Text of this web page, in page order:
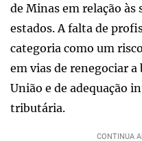
de Minas em relação às
estados. A falta de
categoria como um
em vias de renegociar
União e de adequação
tributária.